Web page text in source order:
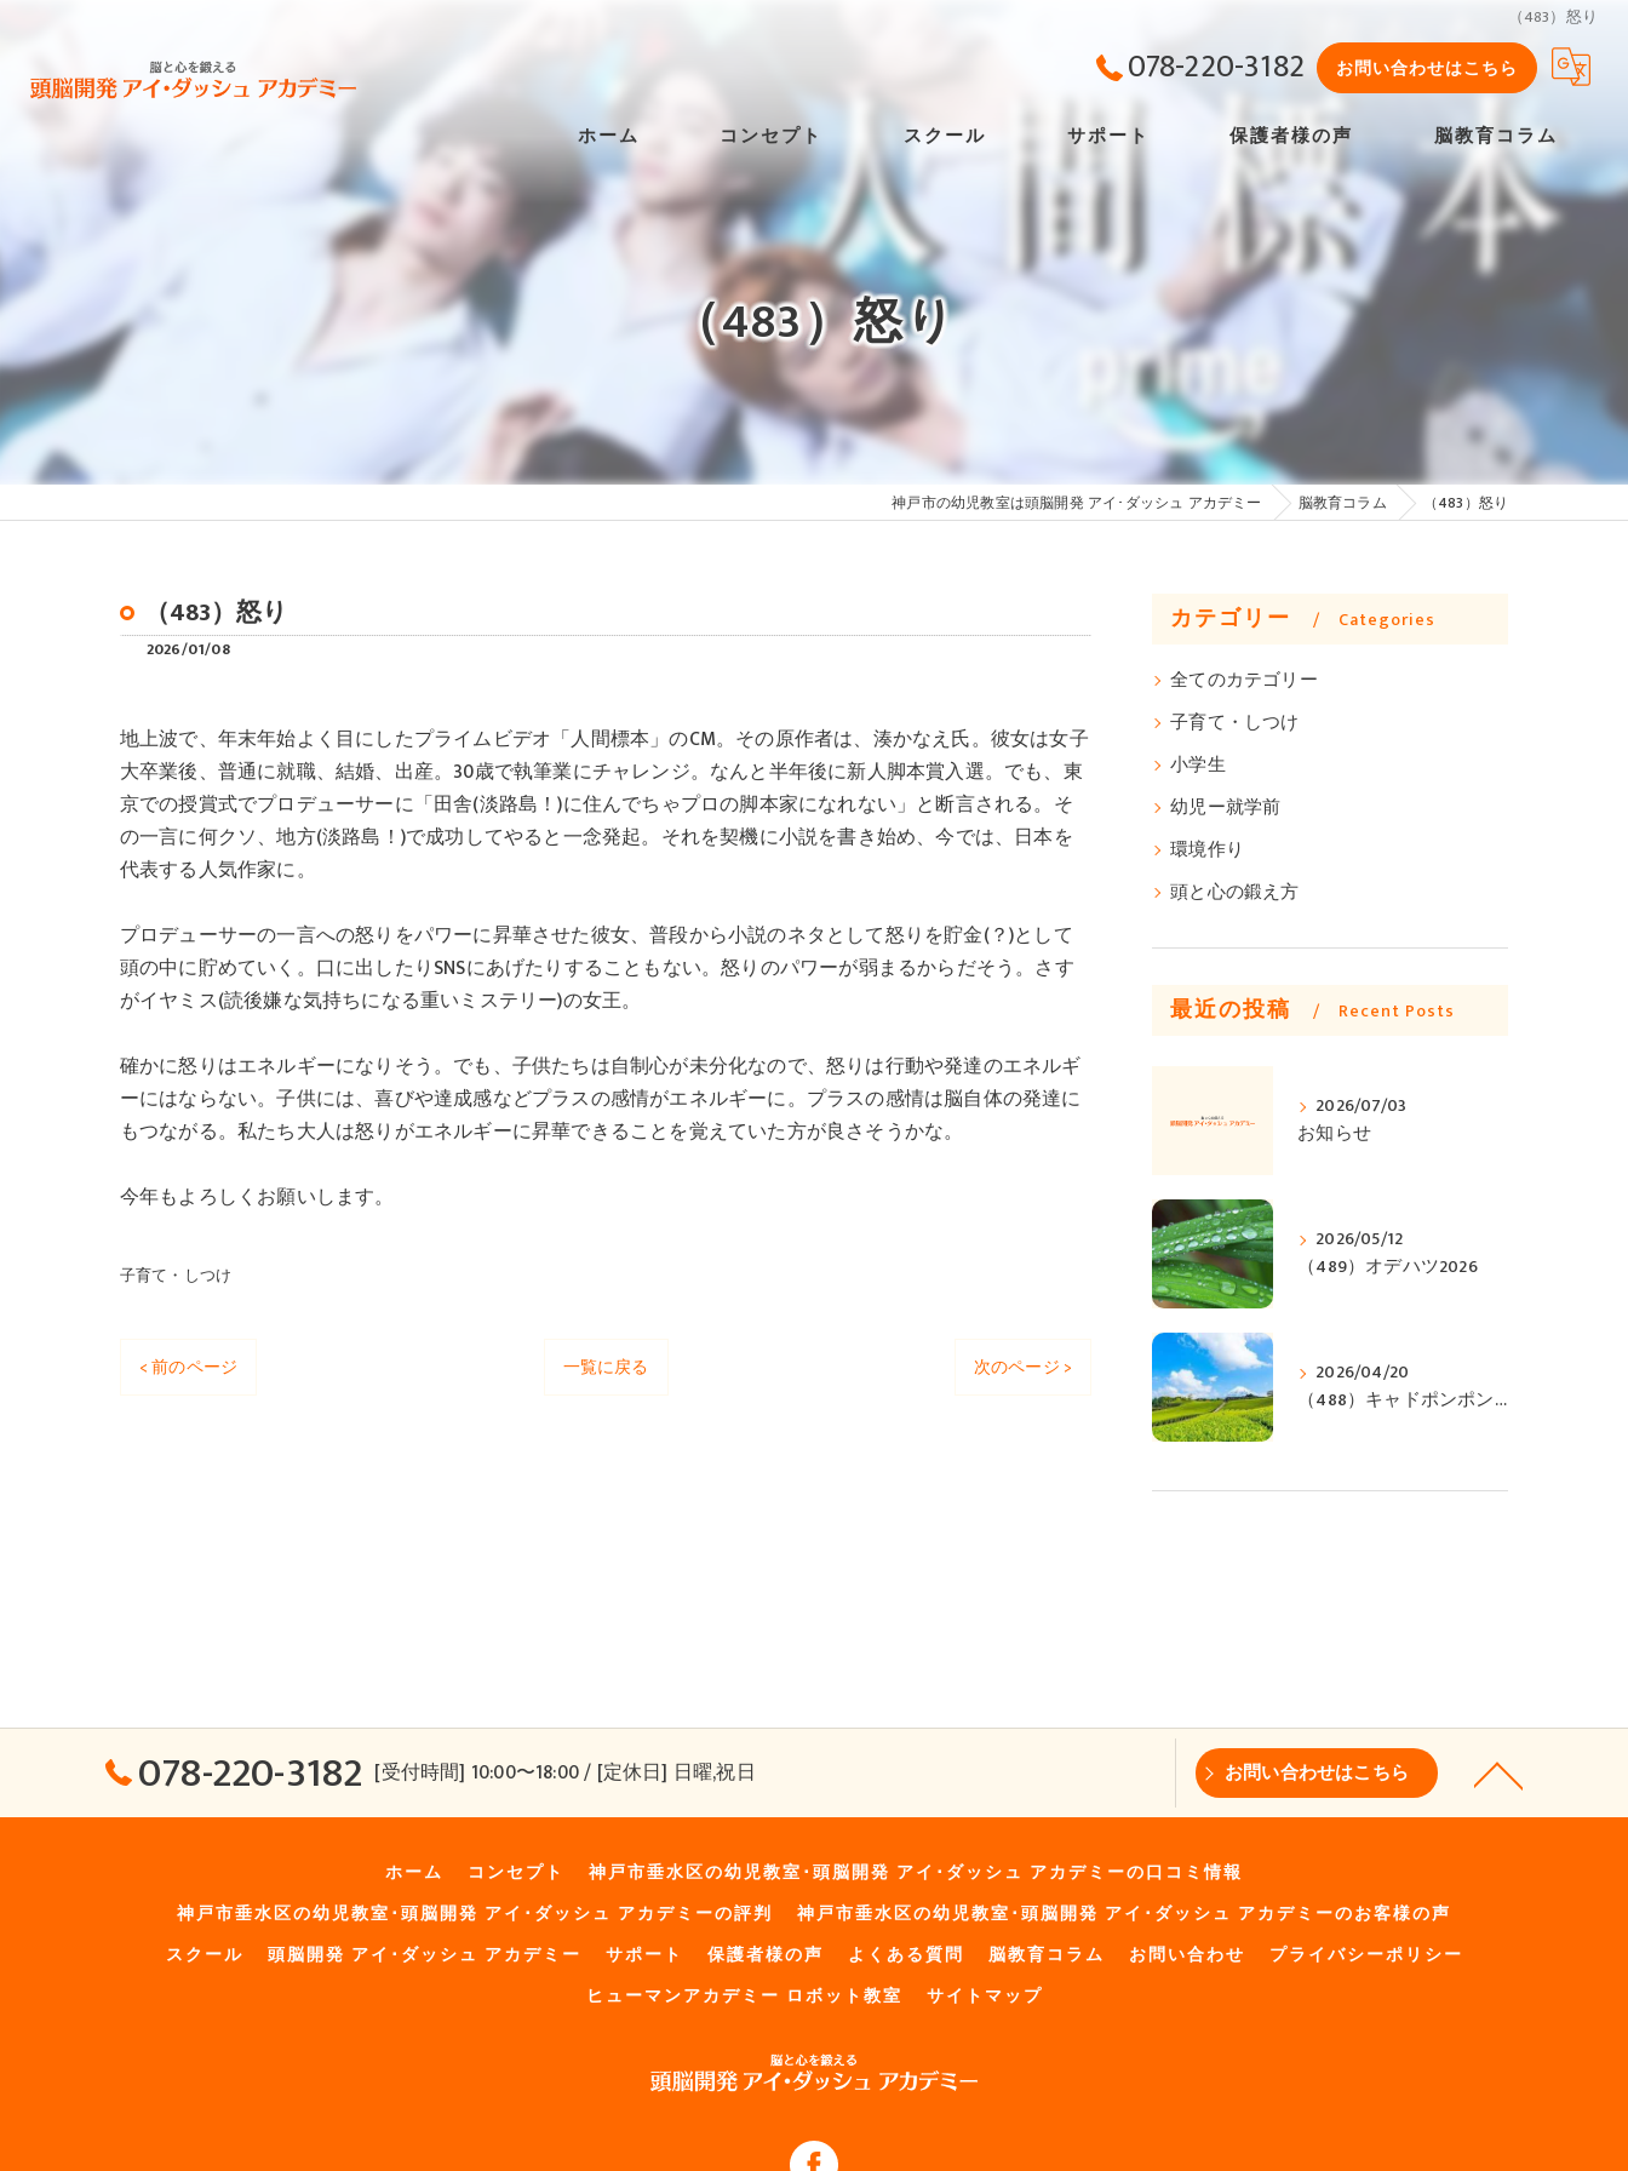
（483）怒り
078-220-3182 お問い合わせはこちら
ホーム コンセプト スクール サポート 保護者様の声
よくある質問
脳教育コラム
（483）怒り
神戸市の幼児教室は頭脳開発 アイ･ダッシュ アカデミー 脳教育コラム （483）怒り
（483）怒り
2026/01/08
地上波で、年末年始よく目にしたプライムビデオ「人間標本」のCM。その原作者は、湊かなえ氏。彼女は女子
大卒業後、普通に就職、結婚、出産。30歳で執筆業にチャレンジ。なんと半年後に新人脚本賞入選。でも、東
京での授賞式でプロデューサーに「田舎(淡路島！)に住んでちゃプロの脚本家になれない」と断言される。そ
の一言に何クソ、地方(淡路島！)で成功してやると一念発起。それを契機に小説を書き始め、今では、日本を
代表する人気作家に。
プロデューサーの一言への怒りをパワーに昇華させた彼女、普段から小説のネタとして怒りを貯金(？)として
頭の中に貯めていく。口に出したりSNSにあげたりすることもない。怒りのパワーが弱まるからだそう。さす
がイヤミス(読後嫌な気持ちになる重いミステリー)の女王。
確かに怒りはエネルギーになりそう。でも、子供たちは自制心が未分化なので、怒りは行動や発達のエネルギ
ーにはならない。子供には、喜びや達成感などプラスの感情がエネルギーに。プラスの感情は脳自体の発達に
もつながる。私たち大人は怒りがエネルギーに昇華できることを覚えていた方が良さそうかな。
今年もよろしくお願いします。
子育て・しつけ
< 前のページ 一覧に戻る 次のページ >
カテゴリー Categories
全てのカテゴリー
子育て・しつけ
小学生
幼児ー就学前
環境作り
頭と心の鍛え方
最近の投稿 Recent Posts
2026/07/03
お知らせ
2026/05/12
（489）オデハツ2026
2026/04/20
（488）キャドポンポンジィ
078-220-3182 [受付時間] 10:00〜18:00 / [定休日] 日曜,祝日 お問い合わせはこちら
ホーム コンセプト
神戸市垂水区の幼児教室･頭脳開発 アイ･ダッシュ アカデミーの口コミ情報
神戸市垂水区の幼児教室･頭脳開発 アイ･ダッシュ アカデミーの評判
神戸市垂水区の幼児教室･頭脳開発 アイ･ダッシュ アカデミーのお客様の声
スクール
頭脳開発 アイ･ダッシュ アカデミー サポート 保護者様の声 よくある質問 脳教育コラム お問い合わせ
プライバシーポリシー
ヒューマンアカデミー ロボット教室
サイトマップ